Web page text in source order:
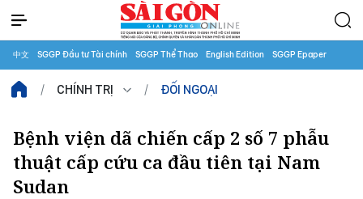
中文 SGGP Đầu tư Tài chính SGGP Thể Thao English Edition SGGP Epaper
CHÍNH TRỊ ĐỐI NGOẠI
Bệnh viện dã chiến cấp 2 số 7 phẫu
thuật cấp cứu ca đầu tiên tại Nam
Sudan